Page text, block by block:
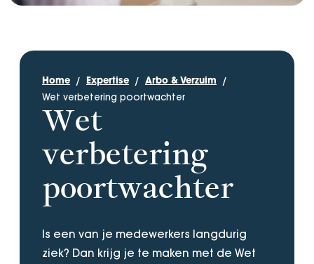
Home Expertise Arbo & Verzuim
Wet verbetering poortwachter
Wet
verbetering
poortwachter
Is een van je medewerkers langdurig
ziek? Dan krijg je te maken met de Wet